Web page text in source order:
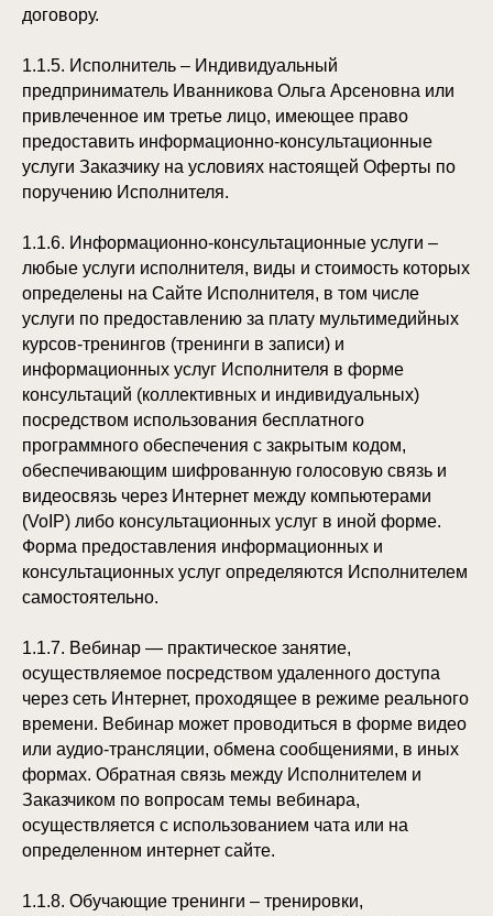
договору.
1.1.5. Исполнитель – Индивидуальный
предприниматель Иванникова Ольга Арсеновна или
привлеченное им третье лицо, имеющее право
предоставить информационно-консультационные
услуги Заказчику на условиях настоящей Оферты по
поручению Исполнителя.
1.1.6. Информационно-консультационные услуги –
любые услуги исполнителя, виды и стоимость которых
определены на Сайте Исполнителя, в том числе
услуги по предоставлению за плату мультимедийных
курсов-тренингов (тренинги в записи) и
информационных услуг Исполнителя в форме
консультаций (коллективных и индивидуальных)
посредством использования бесплатного
программного обеспечения с закрытым кодом,
обеспечивающим шифрованную голосовую связь и
видеосвязь через Интернет между компьютерами
(VoIP) либо консультационных услуг в иной форме.
Форма предоставления информационных и
консультационных услуг определяются Исполнителем
самостоятельно.
1.1.7. Вебинар — практическое занятие,
осуществляемое посредством удаленного доступа
через сеть Интернет, проходящее в режиме реального
времени. Вебинар может проводиться в форме видео
или аудио-трансляции, обмена сообщениями, в иных
формах. Обратная связь между Исполнителем и
Заказчиком по вопросам темы вебинара,
осуществляется с использованием чата или на
определенном интернет сайте.
1.1.8. Обучающие тренинги – тренировки,